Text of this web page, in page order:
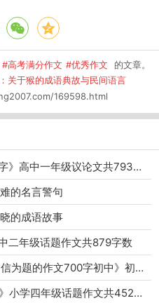
#高考满分作文 #优秀作文
的文章。
关于猴的成语典故与民间语言
169598.html
《少年强我们的中国梦作文800字》高中一年级议论文共793字数
的名言警句
的成语故事
二年级话题作文共879字数
《以自信为题的作文700字 以自信为题的作文700字初中》初中二年级话题作文共4518字数
《小学生开学第一课作文400字》小学四年级话题作文共452字数